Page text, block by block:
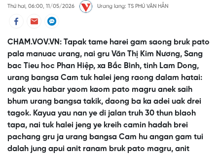
Thứ hai, 06:00, 11/05/2026 Urang lang: TS PHÚ VĂN HẲN
CHAM.VOV.VN: Tapak tame harei gam saong bruk pato
pala manuac urang, nai gru Văn Thị Kim Nương, Sang
bac Tieu hoc Phan Hiệp, xa Bắc Bình, tinh Lam Dong,
urang bangsa Cam tuk halei jeng raong dalam hatai:
ngak yau habar yaom kaom pato magru anek saih
bhum urang bangsa takik, daong ba ka adei uak drei
tagok. Kayua yau nan ye di jalan truh 30 thun blaoh
tapa, nai tuk halei jeng ye kreih camin hadah brei
pachang gru ja urang bangsa Cam hu angan gam tui
dalah jung apui anit ranam bruk pato magru, anit